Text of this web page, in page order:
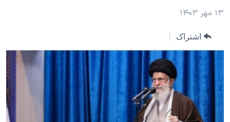
جهشورزشی
ویدیوها
فرهنگ و زندگی
حقوق شهروندی
جام جهانی ۲۰۲۶
بایگانی برنامه‌های تلویزیونی
انتخابات ریاست جمهوری آمریکا ۲۰۲۴
فرکانس‌های صدای آمریکا
پخش رادیویی
یادگیری زبان انگلیسی
۱۳ مهر ۱۴۰۳
اشتراک